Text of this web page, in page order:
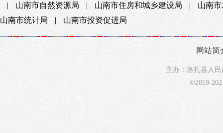
|
山南市自然资源局 | 山南市住房和城乡建设局 |
山南
山南市统计局
| 山南市投资促进局
网站简
主办：洛扎县人
©2019-